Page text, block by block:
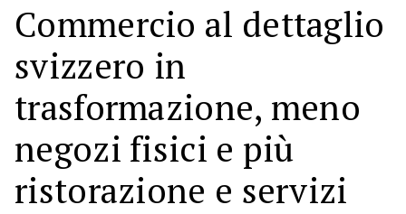
Commercio al dettaglio
svizzero in
trasformazione, meno
negozi fisici e più
ristorazione e servizi